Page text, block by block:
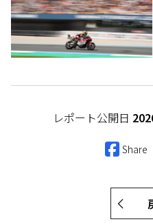
レポート公開日
Share